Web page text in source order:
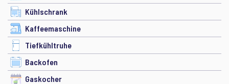
Kühlschrank
Kaffeemaschine
Tiefkühltruhe
Backofen
Gaskocher